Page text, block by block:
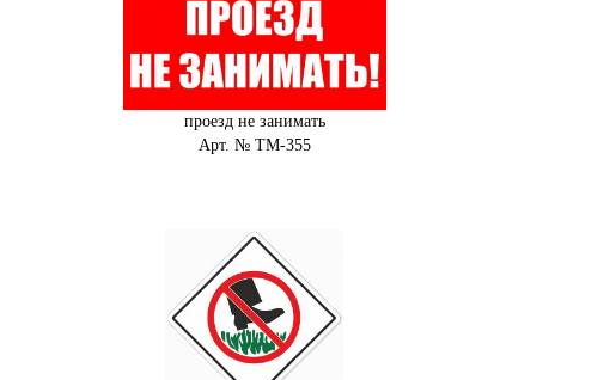
проезд не занимать
Арт. № ТМ-355